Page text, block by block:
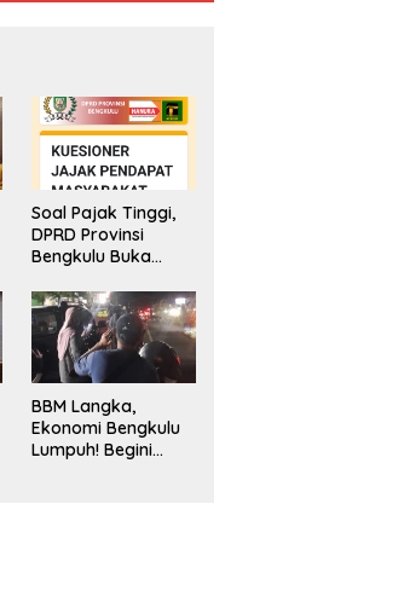
Soal Pajak Tinggi,
DPRD Provinsi
Bengkulu Buka
Pengaduan
Masyarakat
BBM Langka,
Ekonomi Bengkulu
Lumpuh! Begini